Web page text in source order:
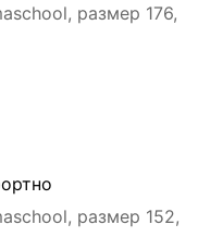
размер 176,
размер 152,